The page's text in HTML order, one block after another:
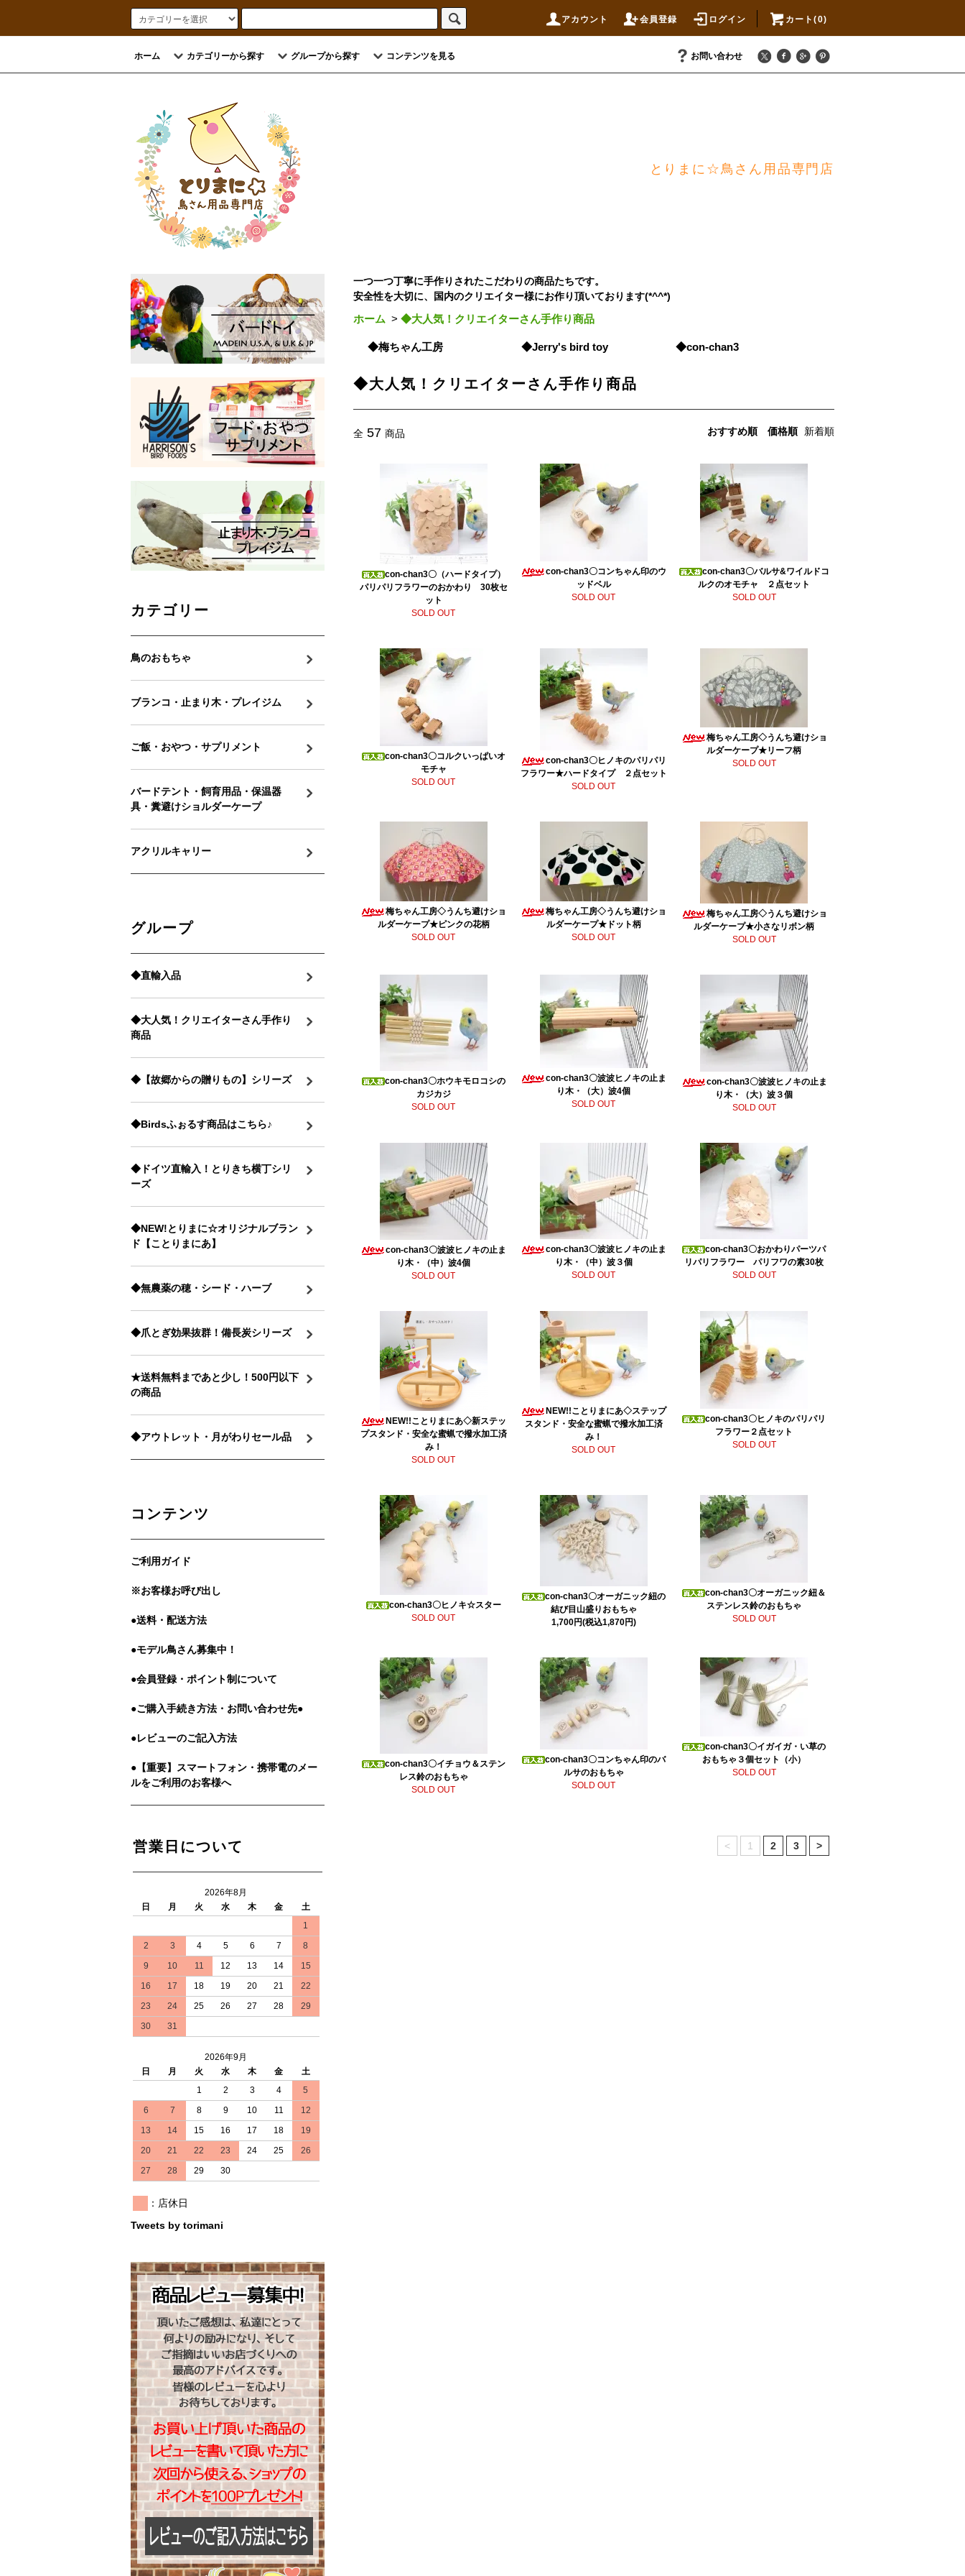
アカウント 会員登録 ログイン カート(0)
ホーム カテゴリーから探す グループから探す コンテンツを見る お問い合わせ
とりまに☆鳥さん用品専門店
一つ一つ丁寧に手作りされたこだわりの商品たちです。
安全性を大切に、国内のクリエイター様にお作り頂いております(*^^*)
ホーム > ◆大人気！クリエイターさん手作り商品
◆梅ちゃん工房 ◆Jerry's bird toy ◆con-chan3
◆大人気！クリエイターさん手作り商品
全 57 商品 おすすめ順 価格順 新着順
con-chan3〇（ハードタイプ）
パリパリフラワーのおかわり 30枚セ
ット
SOLD OUT
con-chan3〇コンちゃん印のウ
ッドベル
SOLD OUT
con-chan3〇バルサ&ワイルドコ
ルクのオモチャ ２点セット
SOLD OUT
con-chan3〇コルクいっぱいオ
モチャ
SOLD OUT
con-chan3〇ヒノキのパリパリ
フラワー★ハードタイプ ２点セット
SOLD OUT
梅ちゃん工房◇うんち避けショ
ルダーケープ★リーフ柄
SOLD OUT
梅ちゃん工房◇うんち避けショ
ルダーケープ★ピンクの花柄
SOLD OUT
梅ちゃん工房◇うんち避けショ
ルダーケープ★ドット柄
SOLD OUT
梅ちゃん工房◇うんち避けショ
ルダーケープ★小さなリボン柄
SOLD OUT
con-chan3〇ホウキモロコシの
カジカジ
SOLD OUT
con-chan3〇波波ヒノキの止ま
り木・（大）波4個
SOLD OUT
con-chan3〇波波ヒノキの止ま
り木・（大）波３個
SOLD OUT
con-chan3〇波波ヒノキの止ま
り木・（中）波4個
SOLD OUT
con-chan3〇波波ヒノキの止ま
り木・（中）波３個
SOLD OUT
con-chan3〇おかわりパーツパ
リパリフラワー パリフワの素30枚
SOLD OUT
NEW!!ことりまにあ◇新ステッ
プスタンド・安全な蜜蝋で撥水加工済
み！
SOLD OUT
NEW!!ことりまにあ◇ステップ
スタンド・安全な蜜蝋で撥水加工済
み！
SOLD OUT
con-chan3〇ヒノキのパリパリ
フラワー２点セット
SOLD OUT
con-chan3〇ヒノキ☆スター
SOLD OUT
con-chan3〇オーガニック紐の
結び目山盛りおもちゃ
1,700円(税込1,870円)
con-chan3〇オーガニック紐＆
ステンレス鈴のおもちゃ
SOLD OUT
con-chan3〇イチョウ＆ステン
レス鈴のおもちゃ
SOLD OUT
con-chan3〇コンちゃん印のバ
ルサのおもちゃ
SOLD OUT
con-chan3〇イガイガ・い草の
おもちゃ３個セット（小）
SOLD OUT
< 1 2 3 >
カテゴリー
鳥のおもちゃ
ブランコ・止まり木・プレイジム
ご飯・おやつ・サプリメント
バードテント・飼育用品・保温器
具・糞避けショルダーケープ
アクリルキャリー
グループ
◆直輸入品
◆大人気！クリエイターさん手作り
商品
◆【故郷からの贈りもの】シリーズ
◆Birdsふぉるす商品はこちら♪
◆ドイツ直輸入！とりきち横丁シリ
ーズ
◆NEW!とりまに☆オリジナルブラン
ド【ことりまにあ】
◆無農薬の穂・シード・ハーブ
◆爪とぎ効果抜群！備長炭シリーズ
★送料無料まであと少し！500円以下
の商品
◆アウトレット・月がわりセール品
コンテンツ
ご利用ガイド
※お客様お呼び出し
●送料・配送方法
●モデル鳥さん募集中！
●会員登録・ポイント制について
●ご購入手続き方法・お問い合わせ先●
●レビューのご記入方法
●【重要】スマートフォン・携帯電のメー
ルをご利用のお客様へ
営業日について
2026年8月
日
月 火 水 木 金
土
1
2
3 4 5 6 7
8
9
10 11 12 13 14
15
16
17 18 19 20 21
22
23
24 25 26 27 28
29
30
31
2026年9月
日
月 火 水 木 金
土
1
2 3 4
5
6
7 8 9 10 11
12
13
14 15 16 17 18
19
20
21 22 23 24 25
26
27
28 29 30
：店休日
Tweets by torimani